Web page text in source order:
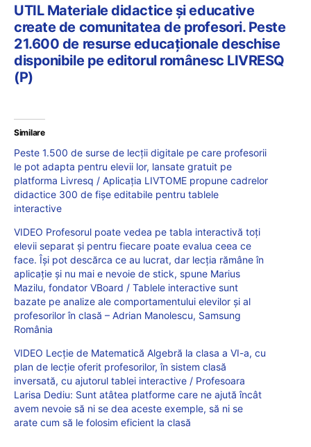
UTIL Materiale didactice și educative
create de comunitatea de profesori. Peste
21.600 de resurse educaționale deschise
disponibile pe editorul românesc LIVRESQ
(P)
Similare
Peste 1.500 de surse de lecții digitale pe care profesorii
le pot adapta pentru elevii lor, lansate gratuit pe
platforma Livresq / Aplicația LIVTOME propune cadrelor
didactice 300 de fișe editabile pentru tablele
interactive
VIDEO Profesorul poate vedea pe tabla interactivă toți
elevii separat și pentru fiecare poate evalua ceea ce
face. Își pot descărca ce au lucrat, dar lecția rămâne în
aplicație și nu mai e nevoie de stick, spune Marius
Mazilu, fondator VBoard / Tablele interactive sunt
bazate pe analize ale comportamentului elevilor și al
profesorilor în clasă – Adrian Manolescu, Samsung
România
VIDEO Lecție de Matematică Algebră la clasa a VI-a, cu
plan de lecție oferit profesorilor, în sistem clasă
inversată, cu ajutorul tablei interactive / Profesoara
Larisa Dediu: Sunt atâtea platforme care ne ajută încât
avem nevoie să ni se dea aceste exemple, să ni se
arate cum să le folosim eficient la clasă